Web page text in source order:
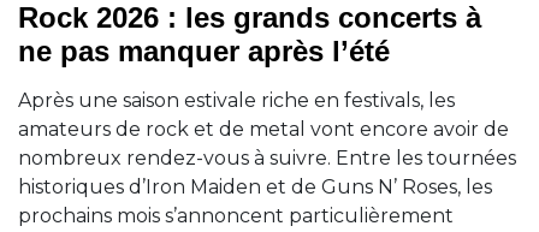
Rock 2026 : les grands concerts à
ne pas manquer après l’été
Après une saison estivale riche en festivals, les
amateurs de rock et de metal vont encore avoir de
nombreux rendez-vous à suivre. Entre les tournées
historiques d’Iron Maiden et de Guns N’ Roses, les
prochains mois s’annoncent particulièrement